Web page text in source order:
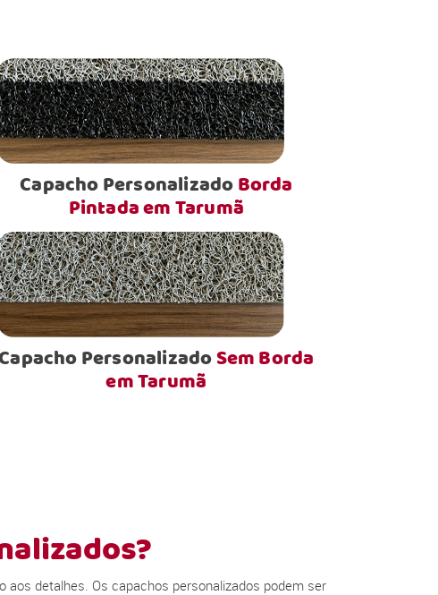
Capacho PersonalizadoBorda
Pintada em Tarumã
PersonalizadoSem Borda
em Tarumã
detalhes. Os capachos personalizados podem ser